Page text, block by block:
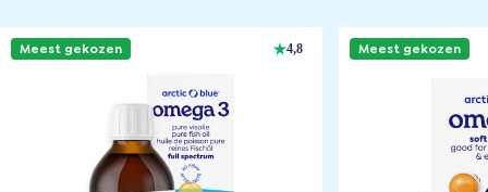
Meest gekozen 4,8 Meest gekozen